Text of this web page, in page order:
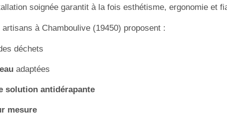
soignée garantit à la fois esthétisme, ergonomie et
à Chamboulive (19450) proposent :
déchets
adaptées
solution antidérapante
mesure